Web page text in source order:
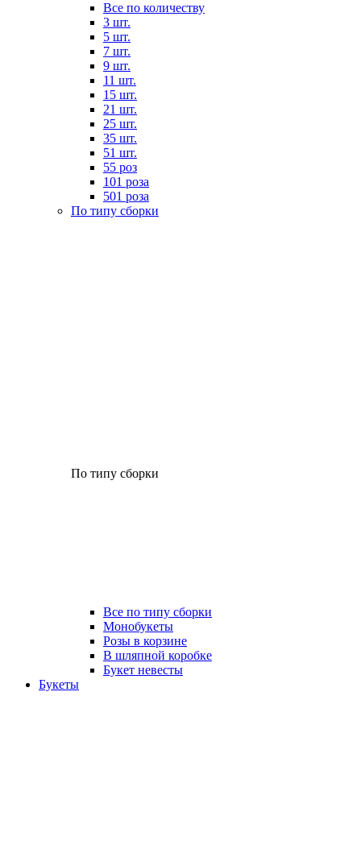
Все по количеству
3 шт.
5 шт.
7 шт.
9 шт.
11 шт.
15 шт.
21 шт.
25 шт.
35 шт.
51 шт.
55 роз
101 роза
501 роза
По типу сборки
По типу сборки
Все по типу сборки
Монобукеты
Розы в корзине
В шляпной коробке
Букет невесты
Букеты